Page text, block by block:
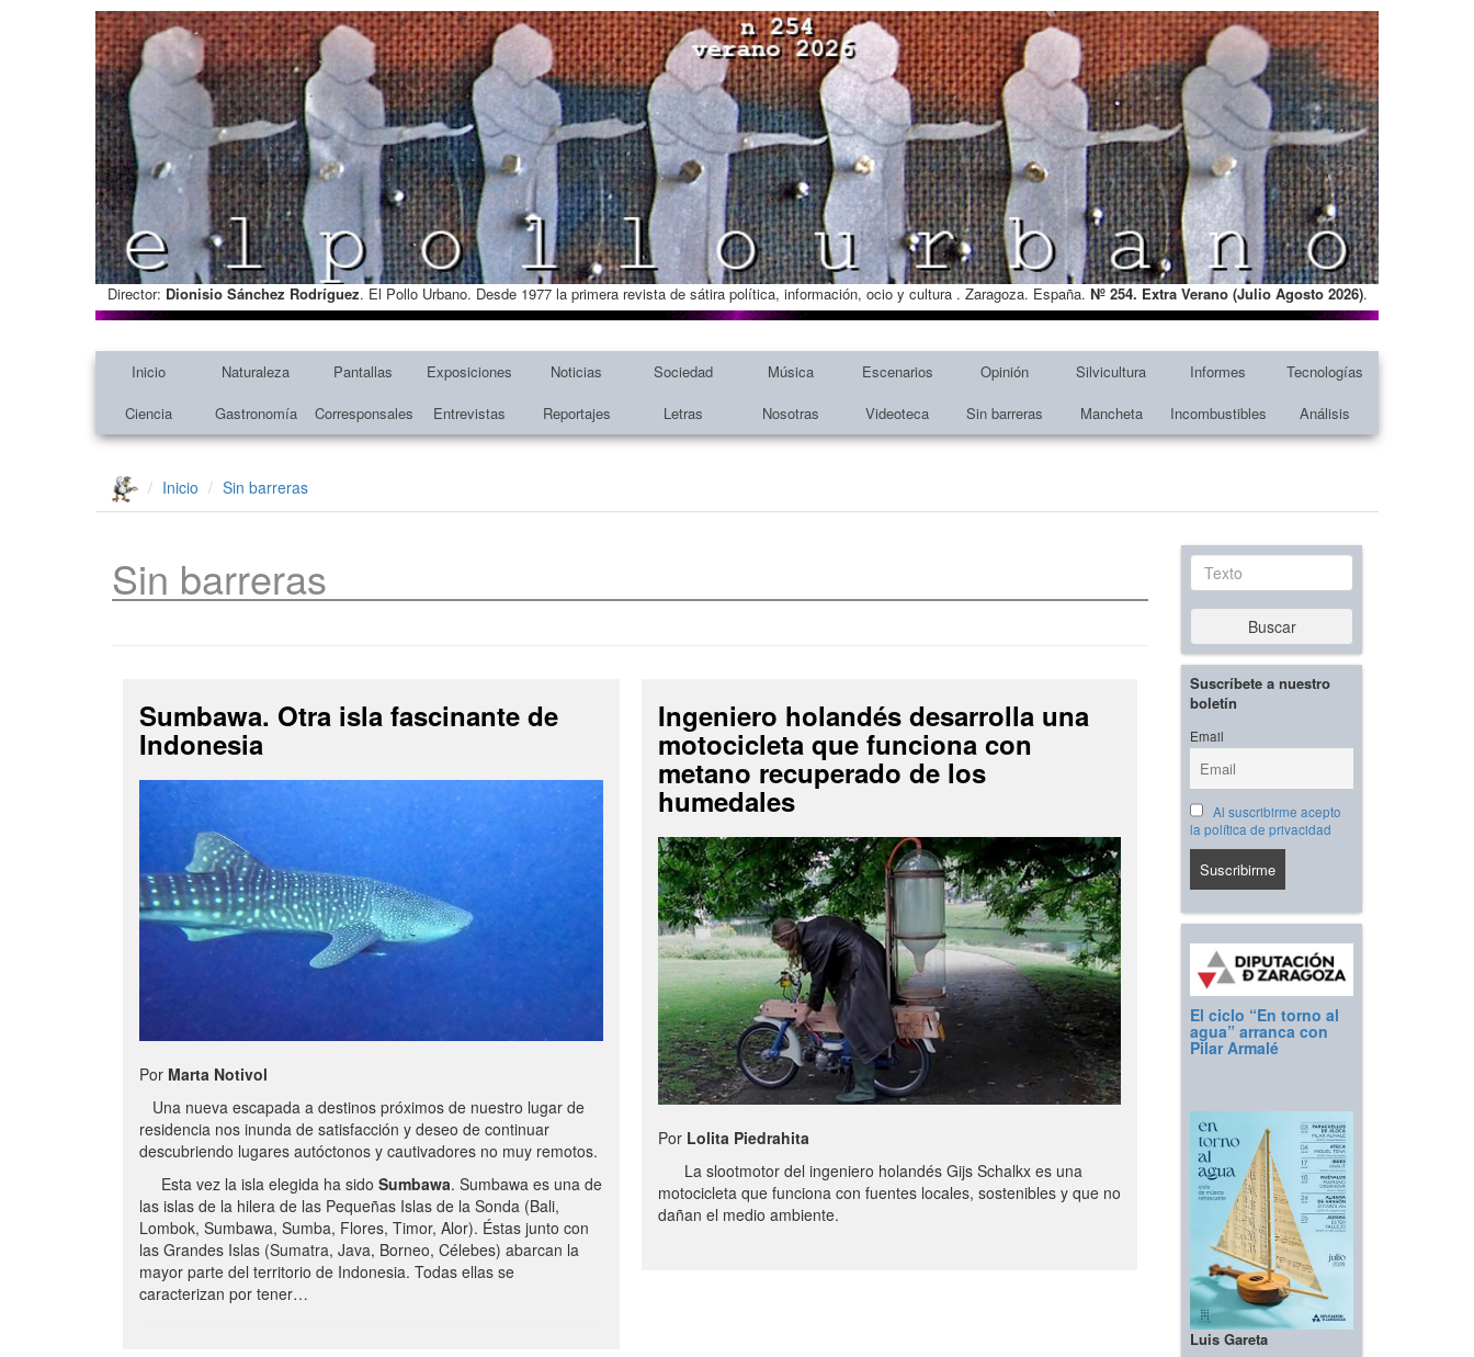
Director: Dionisio Sánchez Rodríguez. El Pollo Urbano. Desde 1977 la primera revista de sátira política, información, ocio y cultura . Zaragoza. España. Nº 254. Extra Verano (Julio Agosto 2026).
Inicio Naturaleza Pantallas Exposiciones Noticias Sociedad Música Escenarios Opinión Silvicultura Informes
Tecnologías
Ciencia
Gastronomía Corresponsales Entrevistas Reportajes Letras Nosotras Videoteca Sin barreras Mancheta Incombustibles Análisis
Inicio Sin barreras
Sin barreras
Sumbawa. Otra isla fascinante de
Indonesia
Por Marta Notivol
Una nueva escapada a destinos próximos de nuestro lugar de
residencia nos inunda de satisfacción y deseo de continuar
descubriendo lugares autóctonos y cautivadores no muy remotos.
Esta vez la isla elegida ha sido Sumbawa. Sumbawa es una de
las islas de la hilera de las Pequeñas Islas de la Sonda (Bali,
Lombok, Sumbawa, Sumba, Flores, Timor, Alor). Éstas junto con
las Grandes Islas (Sumatra, Java, Borneo, Célebes) abarcan la
mayor parte del territorio de Indonesia. Todas ellas se
caracterizan por tener…
Ingeniero holandés desarrolla una
motocicleta que funciona con
metano recuperado de los
humedales
Por Lolita Piedrahita
La slootmotor del ingeniero holandés Gijs Schalkx es una
motocicleta que funciona con fuentes locales, sostenibles y que no
dañan el medio ambiente.
Texto
Buscar
Suscríbete a nuestro
boletín
Email
Al suscribirme acepto
la política de privacidad
El ciclo “En torno al
agua” arranca con
Pilar Armalé
Luis Gareta